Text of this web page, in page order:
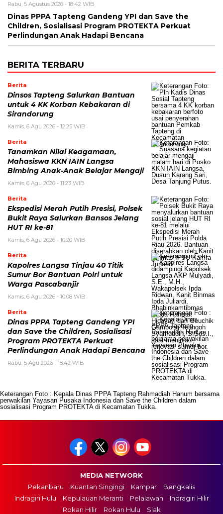
Rabu, 5 Agustus 2026 - 18:42 WIB
Dinas PPPA Tapteng Gandeng YPI dan Save the
Children, Sosialisasi Program PROTEKTA Perkuat
Perlindungan Anak Hadapi Bencana
BERITA TERBARU
Berita
Dinsos Tapteng Salurkan Bantuan
untuk 4 KK Korban Kebakaran di
Sirandorung
Kamis, 6 Agu 2026 - 12:25 WIB
Berita
Tanamkan Nilai Keagamaan,
Mahasiswa KKN IAIN Langsa
Bimbing Anak-Anak Belajar Mengaji
Kamis, 6 Agu 2026 - 11:23 WIB
Berita
Ekspedisi Merah Putih Presisi, Polsek
Bukit Raya Salurkan Bansos Jelang
HUT RI ke-81
Kamis, 6 Agu 2026 - 10:20 WIB
Berita
Kapolres Langsa Tinjau 40 Titik
Sumur Bor Bantuan Polri untuk
Warga Pascabanjir
Kamis, 6 Agu 2026 - 10:08 WIB
Berita
Dinas PPPA Tapteng Gandeng YPI
dan Save the Children, Sosialisasi
Program PROTEKTA Perkuat
Perlindungan Anak Hadapi Bencana
Rabu, 5 Agu 2026 - 18:42 WIB
Keterangan Foto : Kepala Dinas PPPA Tapteng Rahmadiah Hanum bersama
perwakilan Yayasan Pusaka Indonesia dan Save the Children dalam
sosialisasi Program PROTEKTA di Kecamatan Tukka.
MEDIA NETWORK
Pekanbaru
Kuantan Singingi Kampar
Bengkalis
Indragiri Hulu
Kepulauan Meranti Pelalawan
Indragiri Hilir
Rokan Hilir
Rokan Hulu Siak